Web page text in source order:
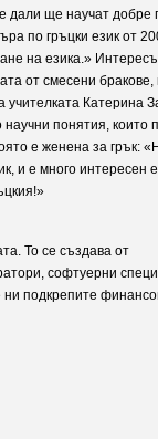
дали ще научат добре
по гръцки език от
на езика.»
от смесени бракове,
Катерина
понятия, които
е женена за грък:
и е много интересен
То се създава от
софтуерни
подкрепите